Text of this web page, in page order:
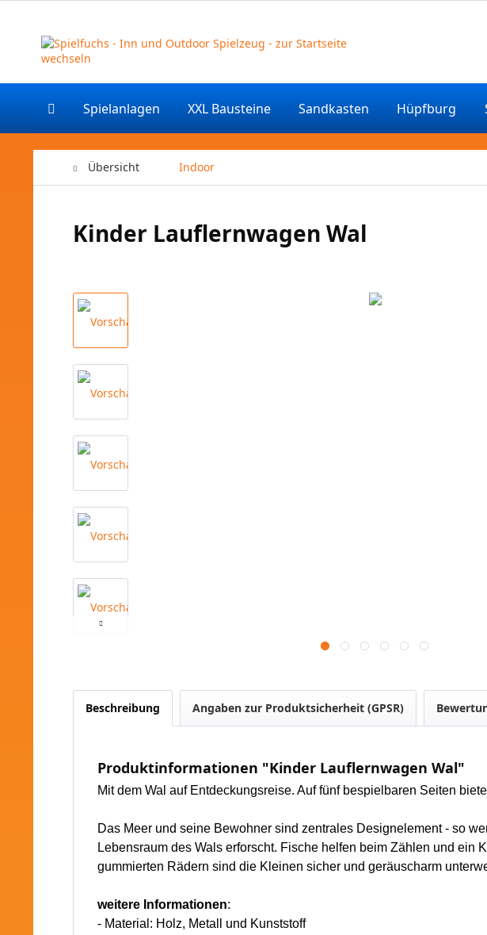
Spielanlagen XXL Bausteine Sandkasten Hüpfburg
Übersicht Indoor
Kinder Lauflernwagen Wal
Beschreibung Angaben zur Produktsicherheit (GPSR)
Produktinformationen "Kinder Lauflernwagen Wal"
Mit dem Wal auf Entdeckungsreise. Auf fünf bespielbaren Seiten
Das Meer und seine Bewohner sind zentrales Designelement - so
Lebensraum des Wals erforscht. Fische helfen beim Zählen und ein
gummierten Rädern sind die Kleinen sicher und geräuscharm
weitere Informationen:
- Material: Holz, Metall und Kunststoff